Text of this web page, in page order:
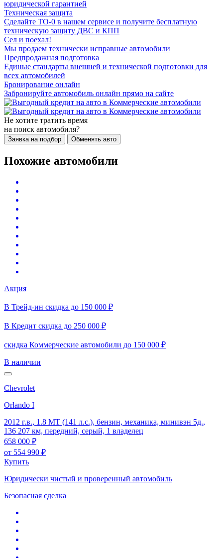
юридической гарантией
Техническая защита
Сделайте ТО-0 в нашем сервисе и получите бесплатную
техническую защиту ДВС и КПП
Сел и поехал!
Мы продаем технически исправные автомобили
Предпродажная подготовка
Единые стандарты внешней и технической подготовки для
всех автомобилей
Бронирование онлайн
Забронируйте автомобиль онлайн прямо на сайте
Не хотите тратить время
на поиск автомобиля?
Заявка на подбор Обменять авто
Похожие автомобили
Акция
В Трейд-ин скидка до 150 000 ₽
В Кредит скидка до 250 000 ₽
скидка Коммерческие автомобили до 150 000 ₽
В наличии
Chevrolet
Orlando I
2012 г.в., 1.8 MT (141 л.с.), бензин, механика, минивэн 5д.,
136 207 км, передний, серый, 1 владелец
658 000 ₽
от 554 990 ₽
Купить
Юридически чистый и проверенный автомобиль
Безопасная сделка